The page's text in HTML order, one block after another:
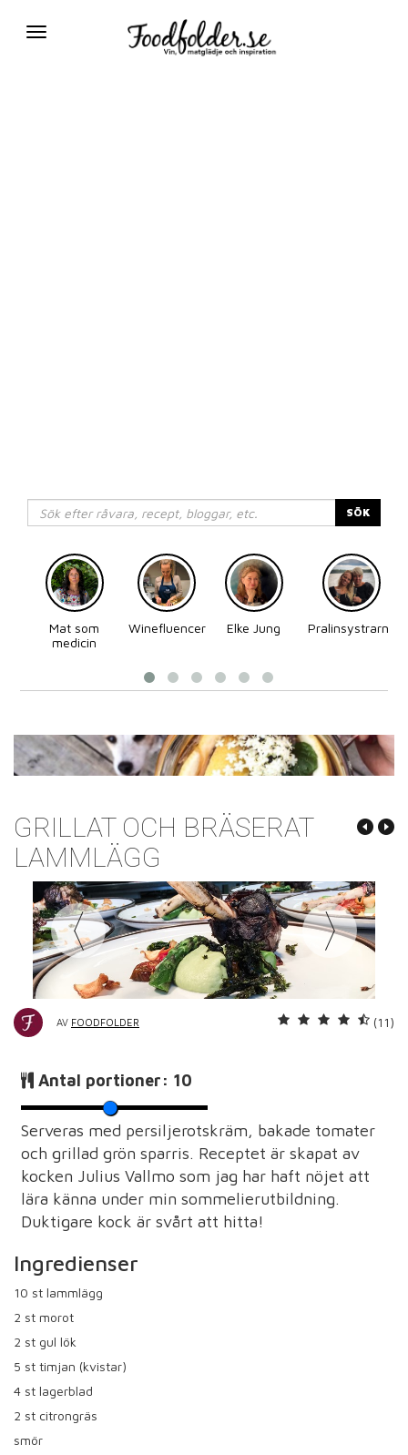
Växla
SÖK
Mat som
medicin
Winefluencer Elke Jung
Pralinsystrarna
GRILLAT OCH BRÄSERAT
LAMMLÄGG
AV FOODFOLDER (11)
Antal portioner: 10
Serveras med persiljerotskräm, bakade tomater
och grillad grön sparris. Receptet är skapat av
kocken Julius Vallmo som jag har haft nöjet att
lära känna under min sommelierutbildning.
Duktigare kock är svårt att hitta!
Ingredienser
10 st lammlägg
2 st morot
2 st gul lök
5 st timjan (kvistar)
4 st lagerblad
2 st citrongräs
smör